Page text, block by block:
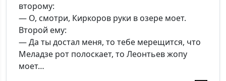
второму:
— О, смотри, Киркоров руки в озере моет.
Второй ему:
— Да ты достал меня, то тебе мерещится, что
Меладзе рот полоскает, то Леонтьев жопу
моет…